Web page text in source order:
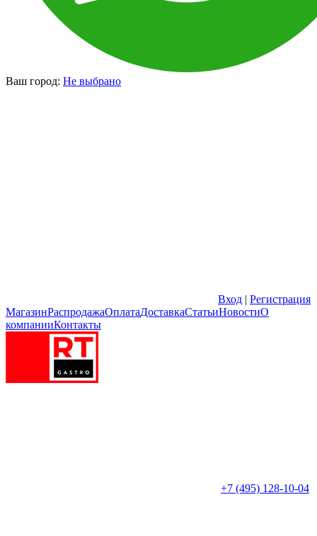
Ваш город: Не выбрано
Вход | Регистрация
МагазинРаспродажаОплатаДоставкаСтатьиНовостиО
компанииКонтакты
+7 (495) 128-10-04